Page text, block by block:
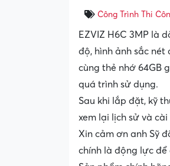
Công Trình Thi
EZVIZ H6C 3MP là
độ, hình ảnh sắc
cùng thẻ nhớ 64GB
quá trình sử dụng.
Sau khi lắp đặt, kỹ
xem lại lịch sử và
Xin cảm ơn anh Sỹ
chính là động lực